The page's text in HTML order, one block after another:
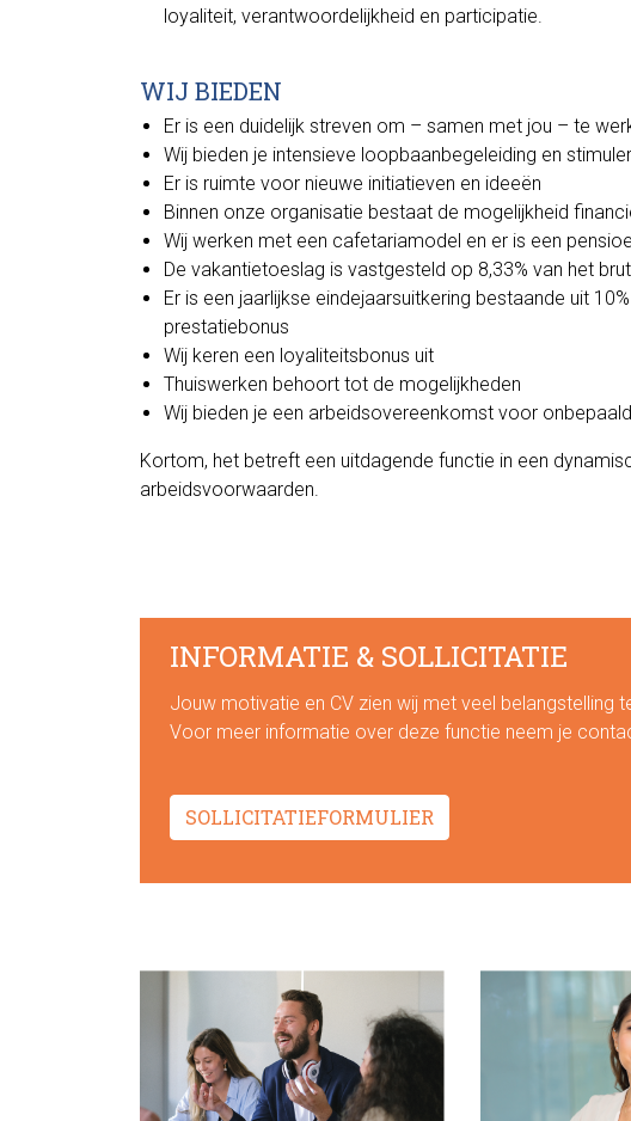
loyaliteit, verantwoordelijkheid en participatie.
WIJ BIEDEN
Er is een duidelijk streven om – samen met jou – te
Wij bieden je intensieve loopbaanbegeleiding en
Er is ruimte voor nieuwe initiatieven en ideeën
Binnen onze organisatie bestaat de mogelijkheid
Wij werken met een cafetariamodel en er is een
De vakantietoeslag is vastgesteld op 8,33% van het
Er is een jaarlijkse eindejaarsuitkering bestaande uit
prestatiebonus
Wij keren een loyaliteitsbonus uit
Thuiswerken behoort tot de mogelijkheden
Wij bieden je een arbeidsovereenkomst voor
Kortom, het betreft een uitdagende functie in een
arbeidsvoorwaarden.
INFORMATIE & SOLLICITATIE
Jouw motivatie en CV zien wij met veel belangstelling
Voor meer informatie over deze functie neem je
SOLLICITATIEFORMULIER